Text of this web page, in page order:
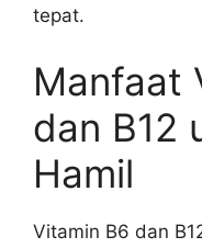
tepat.
Manfaat
dan B12
Hamil
Vitamin B6 dan